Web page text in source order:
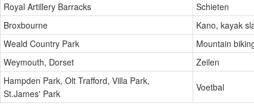
Royal Artillery Barracks
Schieten
Broxbourne
Kano, kayak
Weald Country Park
Mountain
Weymouth, Dorset
Zeilen
Hampden Park, Olt Trafford, Villa Park,
St.James' Park
Voetbal